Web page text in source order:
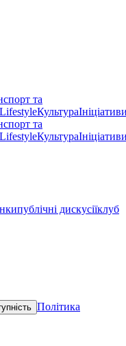
та
LifestyleКультура
та
LifestyleКультура
публічні дискусіїклуб
Політика